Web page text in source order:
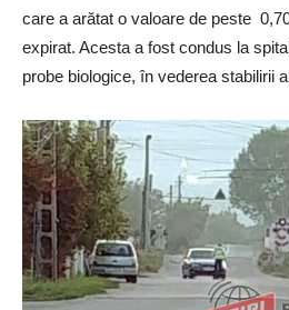
care a arătat o valoare de peste
expirat. Acesta a fost condus la
probe biologice, în vederea stabilirii